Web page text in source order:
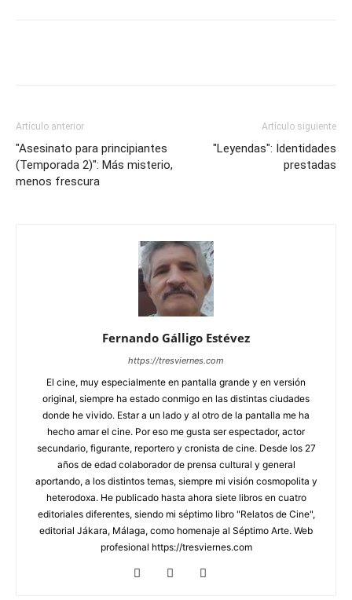
Artículo anterior
"Asesinato para principiantes
(Temporada 2)": Más misterio,
menos frescura
Artículo siguiente
"Leyendas": Identidades
prestadas
Fernando Gálligo Estévez
https://tresviernes.com
El cine, muy especialmente en pantalla grande y en versión
original, siempre ha estado conmigo en las distintas ciudades
donde he vivido. Estar a un lado y al otro de la pantalla me ha
hecho amar el cine. Por eso me gusta ser espectador, actor
secundario, figurante, reportero y cronista de cine. Desde los 27
años de edad colaborador de prensa cultural y general
aportando, a los distintos temas, siempre mi visión cosmopolita y
heterodoxa. He publicado hasta ahora siete libros en cuatro
editoriales diferentes, siendo mi séptimo libro "Relatos de Cine",
editorial Jákara, Málaga, como homenaje al Séptimo Arte. Web
profesional https://tresviernes.com